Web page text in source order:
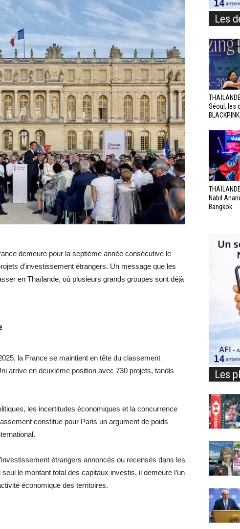
demeure pour la septième année consécutive le
d’investissement étrangers. Un message que les
en Thaïlande, où plusieurs grands groupes sont déjà
la France se maintient en tête du classement
arrive en deuxième position avec 730 projets, tandis
les incertitudes économiques et la concurrence
constitue pour Paris un argument de poids
étrangers annoncés ou recensés dans les
le montant total des capitaux investis, il demeure l’un
économique des territoires.
Les
Séoul, les
Nabil
Bangkok
Les